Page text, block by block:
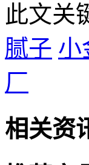
此文关
腻子 小
厂
相关资